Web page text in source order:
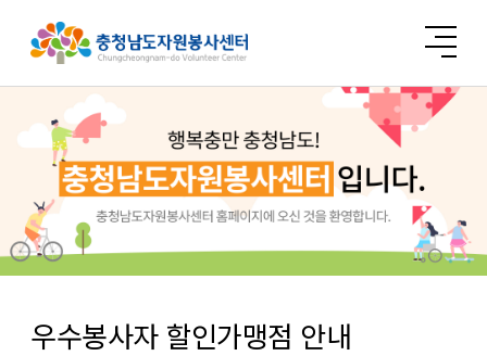
우수봉사자 할인가맹점 안내